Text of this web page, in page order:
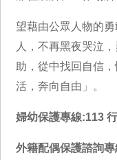
望藉由公眾人物的
人，不再黑夜哭泣
助，從中找回自信
活，奔向自由」。
婦幼保護專線:113
外籍配偶保護諮詢